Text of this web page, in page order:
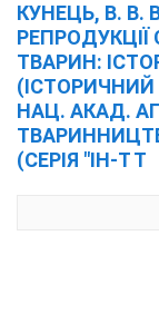
КУНЕЦЬ, В. В.
ТВАРИН:
(ІСТОРИЧНИЙ
НАЦ. АКАД.
(СЕРІЯ "ІН-Т Т